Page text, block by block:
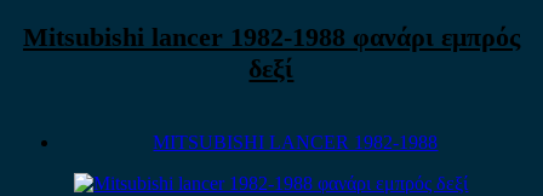
Mitsubishi lancer 1982-1988 φανάρι εμπρός
δεξί
MITSUBISHI LANCER 1982-1988